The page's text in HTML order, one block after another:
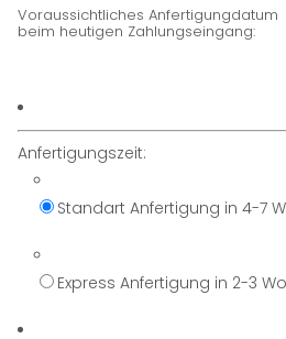
Voraussichtliches Anfertigungdatum
beim heutigen Zahlungseingang:
Anfertigungszeit:
Standart Anfertigung in 4-7
Express Anfertigung in 2-3